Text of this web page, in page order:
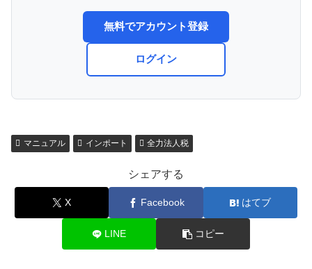
無料でアカウント登録
ログイン
マニュアル インポート 全力法人税
シェアする
X Facebook はてブ
LINE コピー